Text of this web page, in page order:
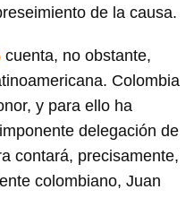
de la causa.
cuenta, no obstante,
Colombia
y para ello ha
delegación de
contará, precisamente,
colombiano, Juan